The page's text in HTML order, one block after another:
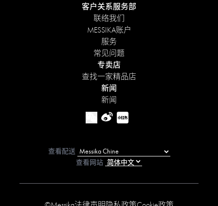
客户关系服务部
联络我们
MESSIKA账户
服务
常见问题
专卖店
查找一家精品店
新闻
新闻
查看配送
查看网站